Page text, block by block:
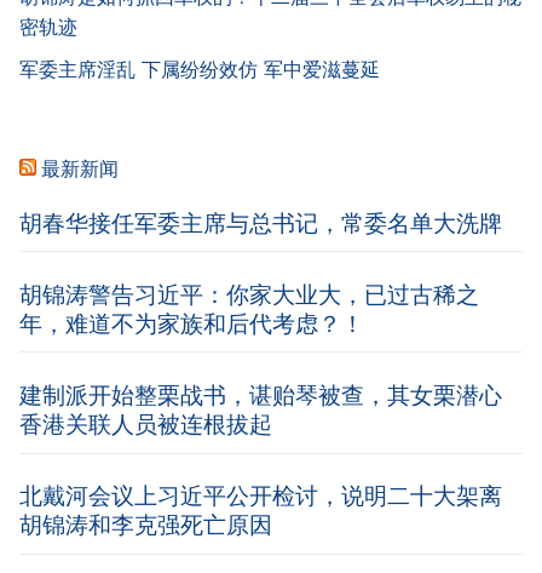
密轨迹
军委主席淫乱 下属纷纷效仿 军中爱滋蔓延
最新新闻
胡春华接任军委主席与总书记，常委名单大洗牌
胡锦涛警告习近平：你家大业大，已过古稀之
年，难道不为家族和后代考虑？！
建制派开始整栗战书，谌贻琴被查，其女栗潜心
香港关联人员被连根拔起
北戴河会议上习近平公开检讨，说明二十大架离
胡锦涛和李克强死亡原因